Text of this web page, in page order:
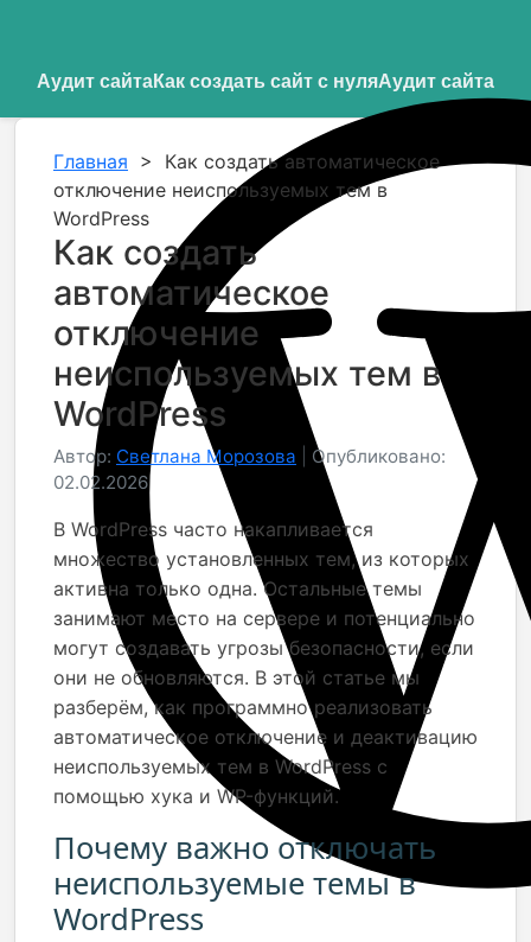
Аудит сайтаКак создать сайт с нуляАудит сайта
Главная > Как создать автоматическое
отключение неиспользуемых тем в
WordPress
Как создать
автоматическое
отключение
неиспользуемых тем в
WordPress
Автор: Светлана Морозова
Опубликовано:
02.02.2026
В WordPress часто накапливается
множество установленных тем, из которых
активна только одна. Остальные темы
занимают место на сервере и потенциально
могут создавать угрозы безопасности, если
они не обновляются. В этой статье мы
разберём, как программно реализовать
автоматическое отключение и деактивацию
неиспользуемых тем в WordPress с
помощью хука и WP-функций.
Почему важно отключать
неиспользуемые темы в
WordPress